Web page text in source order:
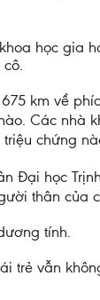
học gia
km về
Các nhà
chứng
Đại học
thân của
tính.
trẻ vẫn